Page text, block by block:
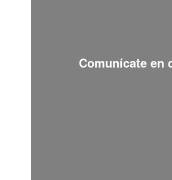
Comunícate en